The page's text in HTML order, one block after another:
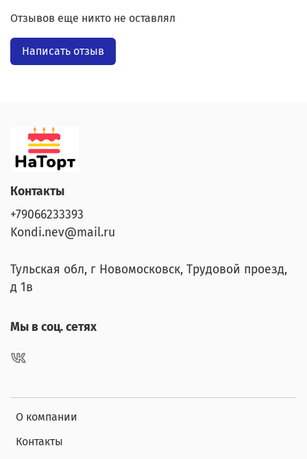
Отзывов еще никто не оставлял
Написать отзыв
О компании
Контакты
Контакты
+79066233393
Kondi.nev@mail.ru
Тульская обл, г Новомосковск, Трудовой проезд,
д 1в
Мы в соц. сетях